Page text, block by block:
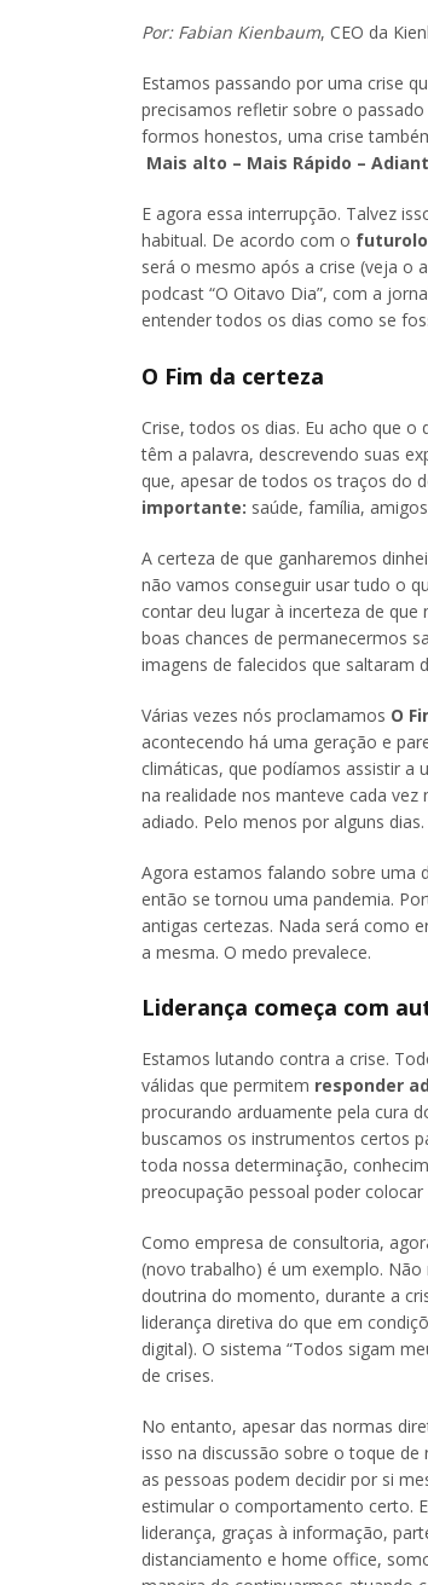
Por: Fabian Kienbaum, CEO da
Estamos passando por uma crise
precisamos refletir sobre o
formos honestos, uma crise
Mais alto – Mais Rápido –
E agora essa interrupção. Talvez
habitual. De acordo com o
será o mesmo após a crise (veja o
podcast “O Oitavo Dia”, com a
entender todos os dias como se
O Fim da certeza
Crise, todos os dias. Eu acho que
têm a palavra, descrevendo suas
que, apesar de todos os traços do
importante: saúde, família,
A certeza de que ganharemos
não vamos conseguir usar tudo o
contar deu lugar à incerteza de
boas chances de permanecermos
imagens de falecidos que saltaram
Várias vezes nós proclamamos O
acontecendo há uma geração e
climáticas, que podíamos assistir a
na realidade nos manteve cada
adiado. Pelo menos por alguns dias.
Agora estamos falando sobre uma
então se tornou uma pandemia.
antigas certezas. Nada será como
a mesma. O medo prevalece.
Liderança começa com
Estamos lutando contra a crise.
válidas que permitem responder
procurando arduamente pela cura
buscamos os instrumentos certos
toda nossa determinação,
preocupação pessoal poder
Como empresa de consultoria,
(novo trabalho) é um exemplo.
doutrina do momento, durante a
liderança diretiva do que em
digital). O sistema “Todos sigam
de crises.
No entanto, apesar das normas
isso na discussão sobre o toque de
as pessoas podem decidir por si
estimular o comportamento certo.
liderança, graças à informação,
distanciamento e home office,